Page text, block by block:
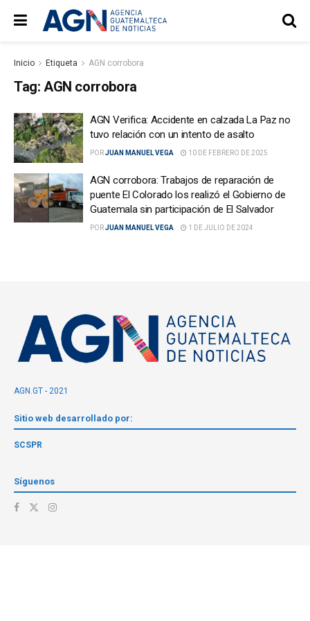
Inicio Etiqueta AGN corrobora
Tag: AGN corrobora
AGN Verifica: Accidente en calzada La Paz no
tuvo relación con un intento de asalto
PORJUAN MANUEL VEGA 10 DE FEBRERO DE 2025
AGN corrobora: Trabajos de reparación de
puente El Colorado los realizó el Gobierno de
Guatemala sin participación de El Salvador
PORJUAN MANUEL VEGA 1 DE JULIO DE 2024
AGN.GT - 2021
Sitio web desarrollado por:
SCSPR
Síguenos